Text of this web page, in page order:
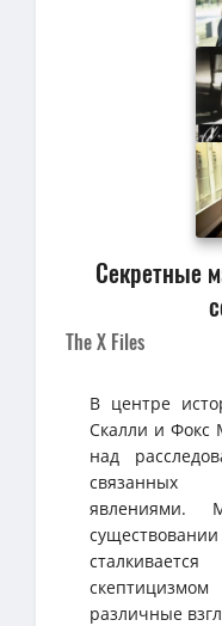
Секретные
The X Files
В центре
Скалли и Фокс
над
связанных
явлениями.
различные